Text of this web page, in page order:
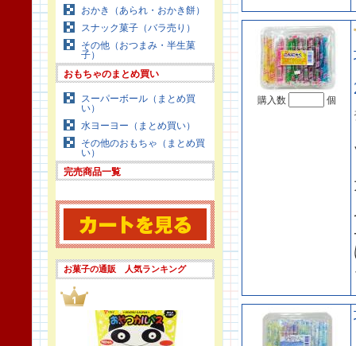
おかき（あられ・おかき餅）
スナック菓子（バラ売り）
その他（おつまみ・半生菓
子）
おもちゃのまとめ買い
スーパーボール（まとめ買
い）
水ヨーヨー（まとめ買い）
その他のおもちゃ（まとめ買
い）
完売商品一覧
お菓子の通販 人気ランキング
購入数 個